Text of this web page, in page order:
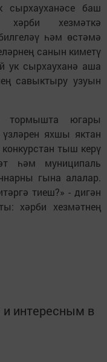
сырхауханәсе баш
хезмәткә
һәм өстәмә
санын киметү
сырхауханә аша
савыктыру узуын
тормышта югары
яхшы яктан
тыш керү
һәм муниципаль
гына алалар.
тиеш?» - дигән
хәрби хезмәтнең
интересным в